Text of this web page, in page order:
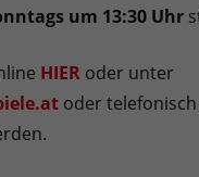
um 13:30 Uhr
HIER oder unter
oder